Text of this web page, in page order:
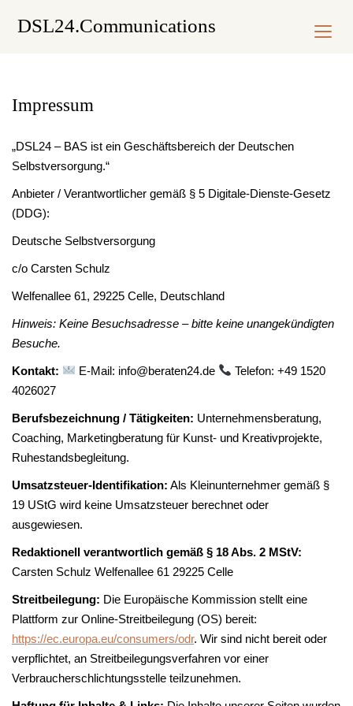
DSL24.Communications
Impressum
„DSL24 – BAS ist ein Geschäftsbereich der Deutschen
Selbstversorgung.“
Anbieter / Verantwortlicher gemäß § 5 Digitale-Dienste-Gesetz
(DDG):
Deutsche Selbstversorgung
c/o Carsten Schulz
Welfenallee 61, 29225 Celle, Deutschland
Hinweis: Keine Besuchsadresse – bitte keine unangekündigten
Besuche.
Kontakt: E-Mail: info@beraten24.de
Telefon: +49 1520
4026027
Berufsbezeichnung / Tätigkeiten: Unternehmensberatung,
Coaching, Marketingberatung für Kunst- und Kreativprojekte,
Ruhestandsbegleitung.
Umsatzsteuer-Identifikation: Als Kleinunternehmer gemäß §
19 UStG wird keine Umsatzsteuer berechnet oder
ausgewiesen.
Redaktionell verantwortlich gemäß § 18 Abs. 2 MStV:
Carsten Schulz Welfenallee 61 29225 Celle
Streitbeilegung: Die Europäische Kommission stellt eine
Plattform zur Online-Streitbeilegung (OS) bereit:
https://ec.europa.eu/consumers/odr. Wir sind nicht bereit oder
verpflichtet, an Streitbeilegungsverfahren vor einer
Verbraucherschlichtungsstelle teilzunehmen.